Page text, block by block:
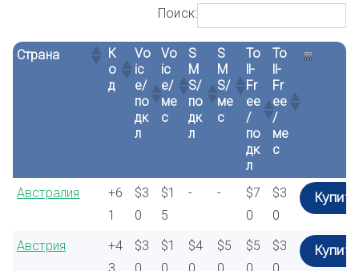
Поиск:
Страна
К
о
д
Vo
ic
e/
по
дк
л
Vo
ic
e/
ме
с
S
M
S/
по
дк
л
S
M
S/
ме
с
To
ll-
Fr
ee
/
по
дк
л
To
ll-
Fr
ee
/
ме
с
Австралия
+6
1
$3
0
$1
5
- -
$7
0
$3
0
Купить
Австрия
+4
$3
$1
$4
$5
$5
$3
Купить